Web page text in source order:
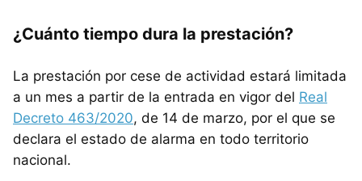
¿Cuánto tiempo dura la prestación?
La prestación por cese de actividad estará limitada
a un mes a partir de la entrada en vigor del Real
Decreto 463/2020, de 14 de marzo, por el que se
declara el estado de alarma en todo territorio
nacional.